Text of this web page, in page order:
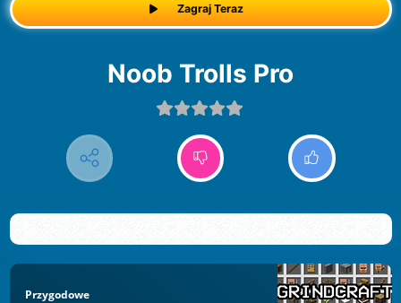
Zagraj Teraz
Noob Trolls Pro
Przygodowe